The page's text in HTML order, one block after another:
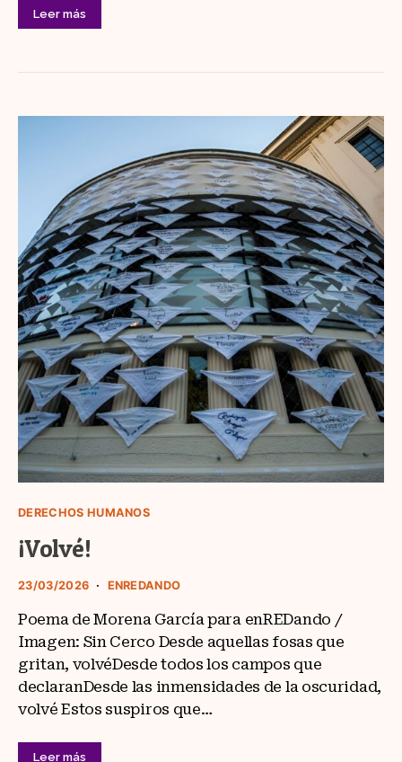
Leer más
DERECHOS HUMANOS
¡Volvé!
23/03/2026 ENREDANDO
Poema de Morena García para enREDando /
Imagen: Sin Cerco Desde aquellas fosas que
gritan, volvéDesde todos los campos que
declaranDesde las inmensidades de la oscuridad,
volvé Estos suspiros que…
Leer más